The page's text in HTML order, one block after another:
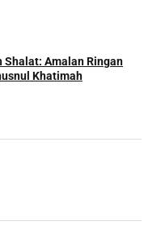
Shalat: Amalan Ringan
Khatimah